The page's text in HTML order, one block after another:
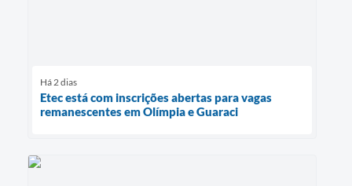
Há 2 dias
Etec está com inscrições abertas para vagas
remanescentes em Olímpia e Guaraci